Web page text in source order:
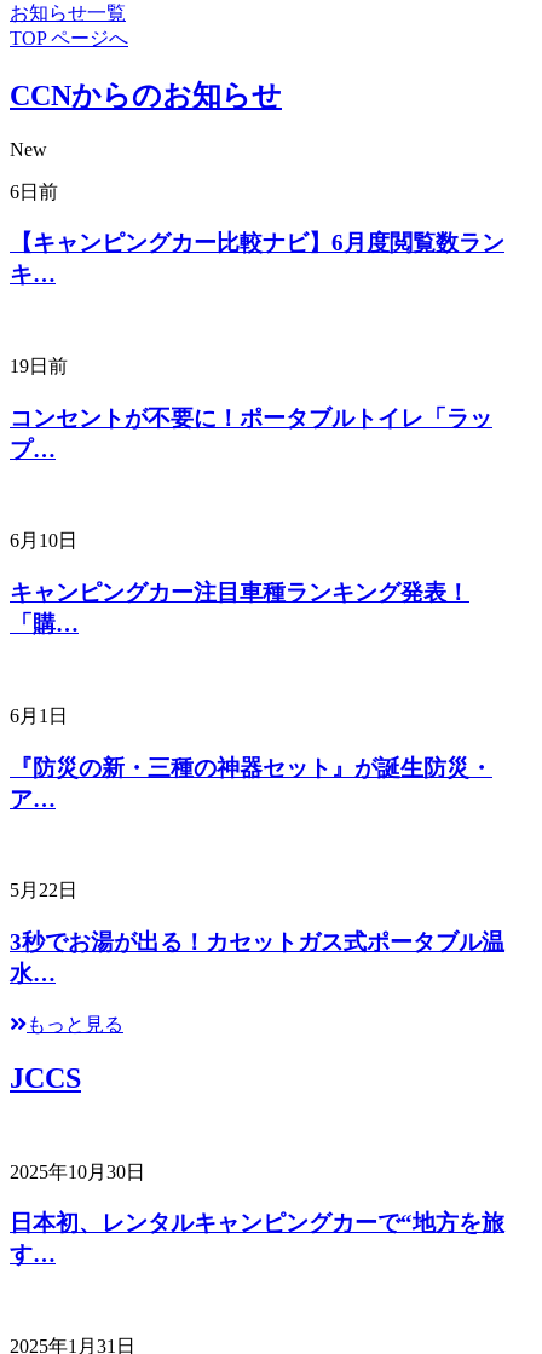
お知らせ一覧
TOP ページへ
CCNからのお知らせ
New
6日前
【キャンピングカー比較ナビ】6月度閲覧数ラン
キ…
19日前
コンセントが不要に！ポータブルトイレ「ラッ
プ…
6月10日
キャンピングカー注目車種ランキング発表！
「購…
6月1日
『防災の新・三種の神器セット』が誕生防災・
ア…
5月22日
3秒でお湯が出る！カセットガス式ポータブル温
水…
もっと見る
JCCS
2025年10月30日
日本初、レンタルキャンピングカーで“地方を旅
す…
2025年1月31日